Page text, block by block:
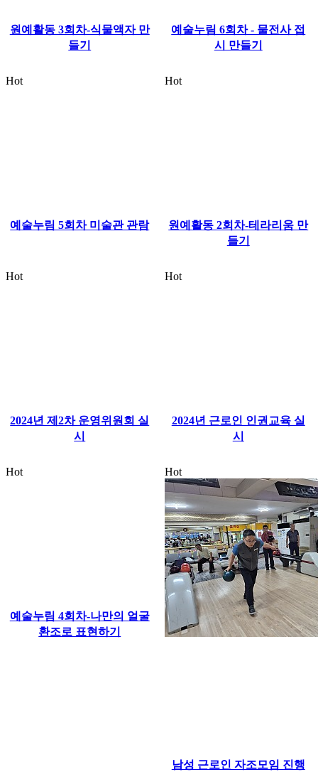
원예활동 3회차-식물액자 만
들기
예술누림 6회차 - 물전사 접
시 만들기
Hot
예술누림 5회차 미술관 관람
Hot
원예활동 2회차-테라리움 만
들기
Hot
2024년 제2차 운영위원회 실
시
Hot
2024년 근로인 인권교육 실
시
Hot
예술누림 4회차-나만의 얼굴
환조로 표현하기
Hot
남성 근로인 자조모임 진행